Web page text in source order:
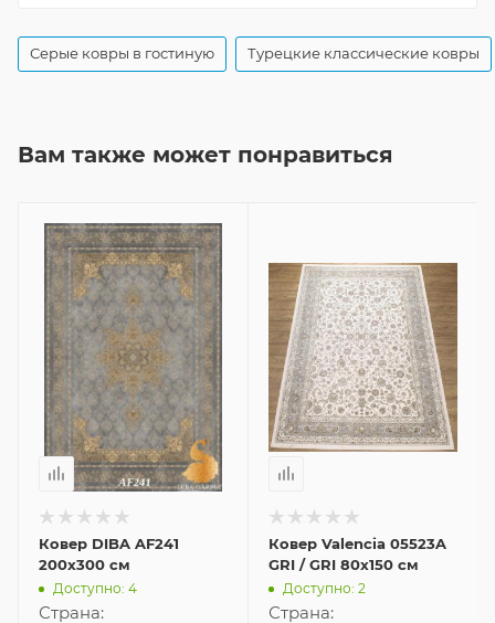
Серые ковры в гостиную Турецкие классические ковры
Вам также может понравиться
Ковер DIBA AF241
200x300 см
Доступно: 4
Страна:
Ковер Valencia 05523A
GRI / GRI 80x150 см
Доступно: 2
Страна: